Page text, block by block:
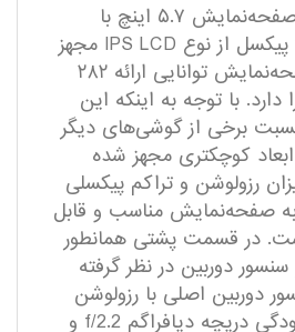
جیونی S11 Lite به صفحه‌نمایش ۵.۷ اینچ با
رزولوشن ۷۲۰×1440 پیکسل از نوع IPS LCD مجهز
شده است. این صفحه‌نمایش توانایی ارائه ۲۸۲
با توجه به اینکه این
برخی از گوشی‌های دیگر
کوچکتری مجهز شده
رزولوشن و تراکم پیکسلی
به صفحه‌نمایش مناسب و قابل
در قسمت پشتی همانطور
دوربین در نظر گرفته
دوربین اصلی با رزولوشن
۱۳ مگاپیکسل و گشودگی دریچه دیافراگم f/2.2 و